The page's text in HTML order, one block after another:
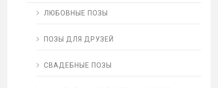
ЛЮБОВНЫЕ ПОЗЫ
ПОЗЫ ДЛЯ ДРУЗЕЙ
СВАДЕБНЫЕ ПОЗЫ